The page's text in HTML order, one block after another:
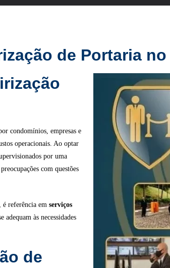
de Portaria no
condomínios, empresas e
operacionais. Ao optar
por uma
com questões
é referência em serviços
adequam às necessidades
de